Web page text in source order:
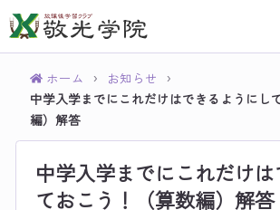
ホーム › お知らせ ›
中学入学までにこれだけはできるようにし
編）解答
中学入学までにこれだけ
ておこう！（算数編）解答